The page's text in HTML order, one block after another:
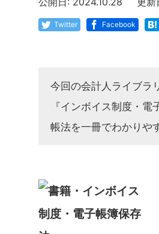
Twitter Facebook
今回の会計人ライブラ
『インボイス制度・
帳法を一冊でわかりや